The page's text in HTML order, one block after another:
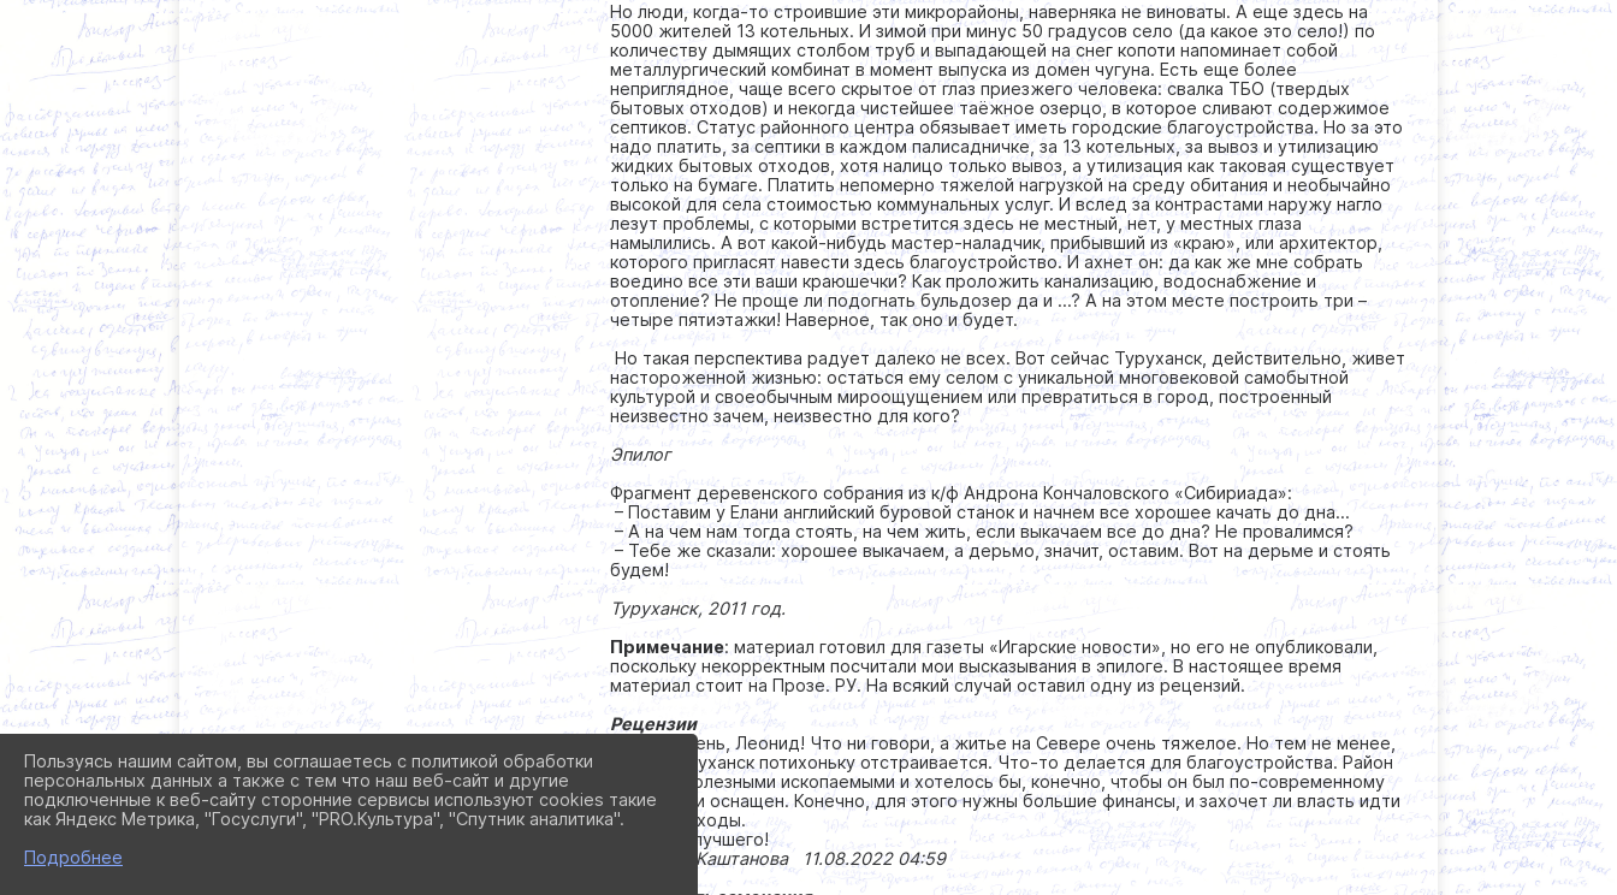
Но люди, когда-то строившие эти микрорайоны, наверняка не виноваты. А еще здесь на
5000 жителей 13 котельных. И зимой при минус 50 градусов село (да какое это село!) по
количеству дымящих столбом труб и выпадающей на снег копоти напоминает собой
металлургический комбинат в момент выпуска из домен чугуна. Есть еще более
неприглядное, чаще всего скрытое от глаз приезжего человека: свалка ТБО (твердых
бытовых отходов) и некогда чистейшее таёжное озерцо, в которое сливают содержимое
септиков. Статус районного центра обязывает иметь городские благоустройства. Но за это
надо платить, за септики в каждом палисадничке, за 13 котельных, за вывоз и утилизацию
жидких бытовых отходов, хотя налицо только вывоз, а утилизация как таковая существует
только на бумаге. Платить непомерно тяжелой нагрузкой на среду обитания и необычайно
высокой для села стоимостью коммунальных услуг. И вслед за контрастами наружу нагло
лезут проблемы, с которыми встретится здесь не местный, нет, у местных глаза
намылились. А вот какой-нибудь мастер-наладчик, прибывший из «краю», или архитектор,
которого пригласят навести здесь благоустройство. И ахнет он: да как же мне собрать
воедино все эти ваши краюшечки? Как проложить канализацию, водоснабжение и
отопление? Не проще ли подогнать бульдозер да и …? А на этом месте построить три –
четыре пятиэтажки! Наверное, так оно и будет.
Но такая перспектива радует далеко не всех. Вот сейчас Туруханск, действительно, живет
настороженной жизнью: остаться ему селом с уникальной многовековой самобытной
культурой и своеобычным мироощущением или превратиться в город, построенный
неизвестно зачем, неизвестно для кого?
Эпилог
Фрагмент деревенского собрания из к/ф Андрона Кончаловского «Сибириада»:
– Поставим у Елани английский буровой станок и начнем все хорошее качать до дна…
– А на чем нам тогда стоять, на чем жить, если выкачаем все до дна? Не провалимся?
– Тебе же сказали: хорошее выкачаем, а дерьмо, значит, оставим. Вот на дерьме и стоять
будем!
Туруханск, 2011 год.
Примечание: материал готовил для газеты «Игарские новости», но его не опубликовали,
поскольку некорректным посчитали мои высказывания в эпилоге. В настоящее время
материал стоит на Прозе. РУ. На всякий случай оставил одну из рецензий.
Рецензии
Добрый день, Леонид! Что ни говори, а житье на Севере очень тяжелое. Но тем не менее,
город Туруханск потихоньку отстраивается. Что-то делается для благоустройства. Район
богатый полезными ископаемыми и хотелось бы, конечно, чтобы он был по-современному
отстроен и оснащен. Конечно, для этого нужны большие финансы, и захочет ли власть идти
на эти расходы.
Всего наилучшего!
Людмила Каштанова 11.08.2022 04:59
Пользуясь нашим сайтом, вы соглашаетесь с политикой обработки
персональных данных а также с тем что наш веб-сайт и другие
подключенные к веб-сайту сторонние сервисы используют cookies такие
как Яндекс Метрика, "Госуслуги", "PRO.Культура", "Спутник аналитика".
Подробнее